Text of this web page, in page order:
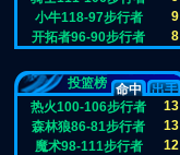
小牛118-97步行者
9
开拓者96-90步行者
8
投篮榜 命中
出手
热火100-106步行者
13
森林狼86-81步行者
13
魔术98-111步行者
12